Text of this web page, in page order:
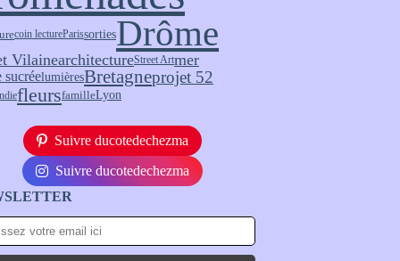
coin lectureParissortiesDrôme
VilainearchitectureStreet Artmer
sucréelumièresBretagneprojet 52
fleursfamilleLyon
Suivre ducotedechezma
Suivre ducotedechezma